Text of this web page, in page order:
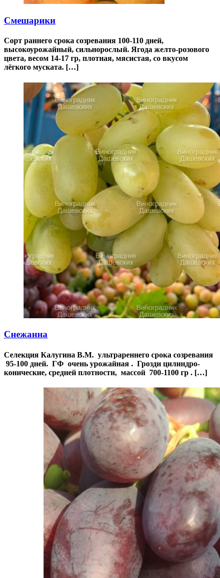
Смешарики
Сорт раннего срока созревания 100-110 дней,
высокоурожайный, сильнорослый. Ягода желто-розового
цвета, весом 14-17 гр, плотная, мясистая, со вкусом
лёгкого муската. […]
Снежанна
Селекция Калугина В.М. ультрареннего срока созревания
95-100 дней. ГФ очень урожайная . Грозди цилиндро-
конические, средней плотности, массой 700-1100 гр . […]